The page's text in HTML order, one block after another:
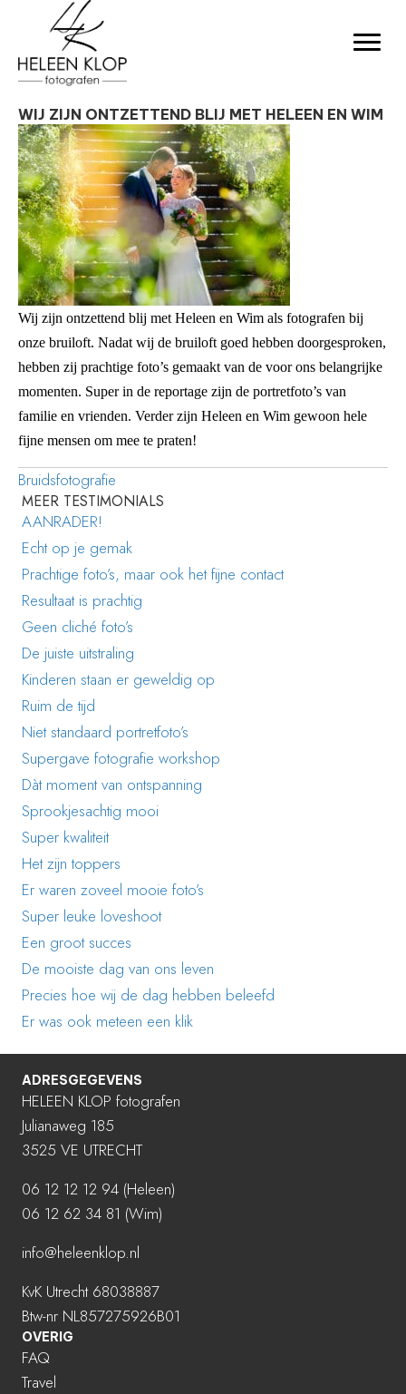
WIJ ZIJN ONTZETTEND BLIJ MET HELEEN EN WIM
Wij zijn ontzettend blij met Heleen en Wim als fotografen bij
onze bruiloft. Nadat wij de bruiloft goed hebben doorgesproken,
hebben zij prachtige foto’s gemaakt van de voor ons belangrijke
momenten. Super in de reportage zijn de portretfoto’s van
familie en vrienden. Verder zijn Heleen en Wim gewoon hele
fijne mensen om mee te praten!
Bruidsfotografie
MEER TESTIMONIALS
AANRADER!
Echt op je gemak
Prachtige foto’s, maar ook het fijne contact
Resultaat is prachtig
Geen cliché foto’s
De juiste uitstraling
Kinderen staan er geweldig op
Ruim de tijd
Niet standaard portretfoto’s
Supergave fotografie workshop
Dàt moment van ontspanning
Sprookjesachtig mooi
Super kwaliteit
Het zijn toppers
Er waren zoveel mooie foto’s
Super leuke loveshoot
Een groot succes
De mooiste dag van ons leven
Precies hoe wij de dag hebben beleefd
Er was ook meteen een klik
ADRESGEGEVENS
HELEEN KLOP fotografen
Julianaweg 185
3525 VE UTRECHT
06 12 12 12 94 (Heleen)
06 12 62 34 81 (Wim)
info@heleenklop.nl
KvK Utrecht 68038887
Btw-nr NL857275926B01
OVERIG
FAQ
Travel